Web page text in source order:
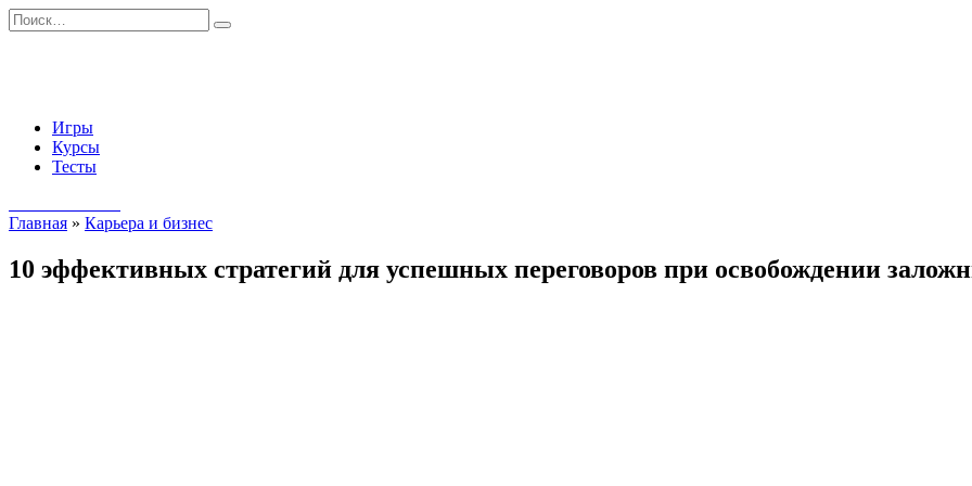
Перейти
к
Search
for:
Игры
Курсы
Тесты
Главная » Карьера и бизнес
10 эффективных стратегий для успешных переговоров при освобождении